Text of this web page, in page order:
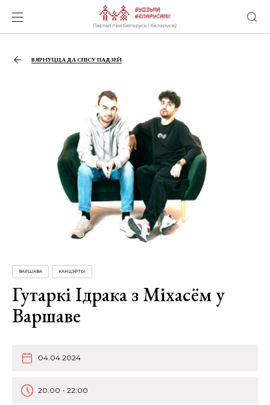
ВЯРНУЦЦА ДА СПІСУ ПАДЗЕЙ
ВАРШАВА КАНЦЭРТЫ
Гутаркі Ідрака з Міхасём у
Варшаве
04.04.2024
20:00 - 22:00